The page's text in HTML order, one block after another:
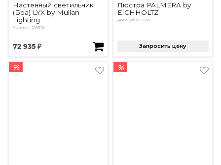
Настенный светильник
(Бра) LYX by Mullan
Lighting
Артикул: OW515
72 935 ₽
Люстра PALMERA by
EICHHOLTZ
Артикул: OL5338
Запросить цену
% %